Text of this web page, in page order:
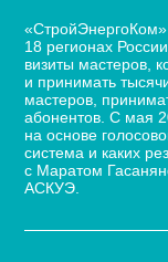
«СтройЭнергоКом»
18 регионах
визиты мастеров,
и принимать
мастеров,
абонентов. С мая
на основе
система и каких
с Маратом
АСКУЭ.